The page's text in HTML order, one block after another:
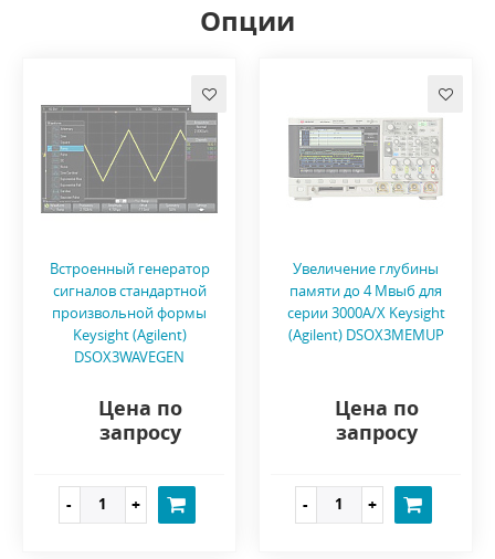
Опции
Встроенный генератор
сигналов стандартной
произвольной формы
Keysight (Agilent)
DSOX3WAVEGEN
Цена по
запросу
Увеличение глубины
памяти до 4 Mвыб для
серии 3000A/X Keysight
(Agilent) DSOX3MEMUP
Цена по
запросу